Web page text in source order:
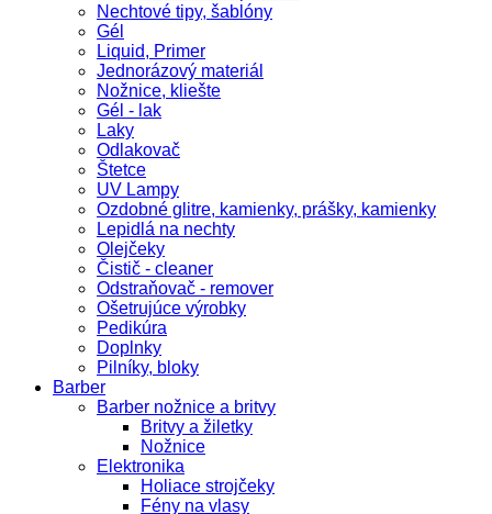
Nechtové tipy, šablóny
Gél
Liquid, Primer
Jednorázový materiál
Nožnice, kliešte
Gél - lak
Laky
Odlakovač
Štetce
UV Lampy
Ozdobné glitre, kamienky, prášky, kamienky
Lepidlá na nechty
Olejčeky
Čistič - cleaner
Odstraňovač - remover
Ošetrujúce výrobky
Pedikúra
Doplnky
Pilníky, bloky
Barber
Barber nožnice a britvy
Britvy a žiletky
Nožnice
Elektronika
Holiace strojčeky
Fény na vlasy